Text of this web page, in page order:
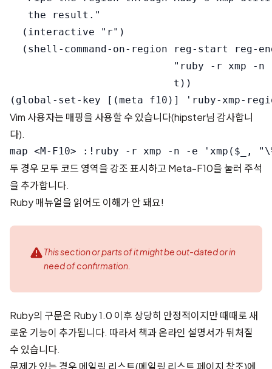
   the result."
  (interactive "r")
(shell-command-on-region reg-start reg-
"ruby -r xmp -n
                           t))
Vim 사용자는 매핑을 사용할 수 있습니다(hipster님 감사합니
다).
두 경우 모두 코드 영역을 강조 표시하고 Meta-F10을 눌러 주석
을 추가합니다.
Ruby 매뉴얼을 읽어도 이해가 안 돼요!
This section or parts of it might be out-dated or in
need of confirmation.
Ruby의 구문은 Ruby 1.0 이후 상당히 안정적이지만 때때로 새
로운 기능이 추가됩니다. 따라서 책과 온라인 설명서가 뒤처질
수 있습니다.
문제가 있는 경우 메일링 리스트(메일링 리스트 페이지 참조)에